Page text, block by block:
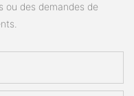
ou des demandes de